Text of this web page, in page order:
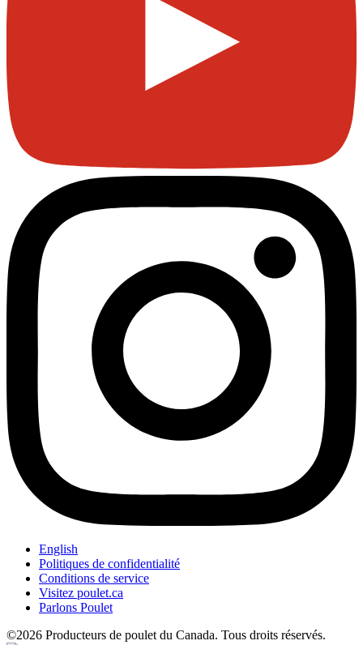
English
Politiques de confidentialité
Conditions de service
Visitez poulet.ca
Parlons Poulet
©2026 Producteurs de poulet du Canada. Tous droits réservés.